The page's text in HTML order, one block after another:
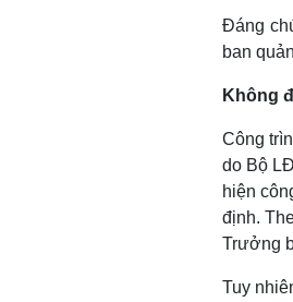
Đáng
ban
Không
Công
do Bộ
hiện
định.
Trưởng
Tuy